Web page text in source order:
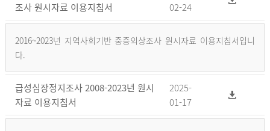
조사 원시자료 이용지침서
02-24
2016~2023년 지역사회기반 중증외상조사 원시자료 이용지침서입니
다.
급성심장정지조사 2008-2023년 원시
자료 이용지침서
2025-
01-17